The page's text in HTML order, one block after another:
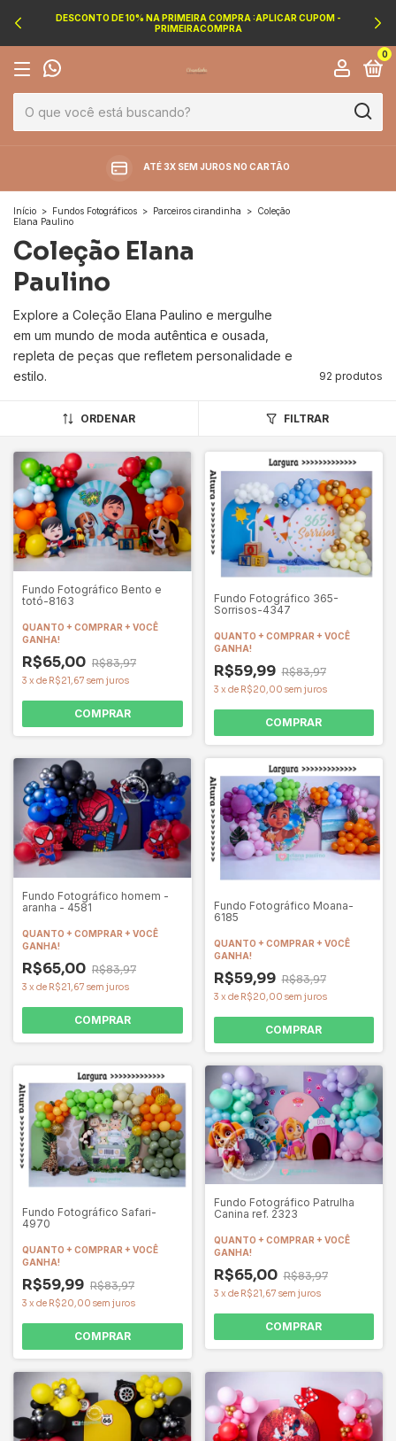
DESCONTO DE 10% NA PRIMEIRA COMPRA :APLICAR CUPOM -
PRIMEIRACOMPRA
0
ATÉ 3X SEM JUROS NO CARTÃO
Início > Fundos Fotográficos > Parceiros cirandinha > Coleção
Elana Paulino
Coleção Elana
Paulino
Explore a Coleção Elana Paulino e mergulhe
em um mundo de moda autêntica e ousada,
repleta de peças que refletem personalidade e
estilo.
92 produtos
ORDENAR FILTRAR
Fundo Fotográfico Bento e
totó-8163
QUANTO + COMPRAR + VOCÊ
GANHA!
R$65,00 R$83,97
3 x de R$21,67 sem juros
COMPRAR
Fundo Fotográfico 365-
Sorrisos-4347
QUANTO + COMPRAR + VOCÊ
GANHA!
R$59,99 R$83,97
3 x de R$20,00 sem juros
COMPRAR
Fundo Fotográfico homem -
aranha - 4581
QUANTO + COMPRAR + VOCÊ
GANHA!
R$65,00 R$83,97
3 x de R$21,67 sem juros
COMPRAR
Fundo Fotográfico Moana-
6185
QUANTO + COMPRAR + VOCÊ
GANHA!
R$59,99 R$83,97
3 x de R$20,00 sem juros
COMPRAR
Fundo Fotográfico Safari-
4970
QUANTO + COMPRAR + VOCÊ
GANHA!
R$59,99 R$83,97
3 x de R$20,00 sem juros
COMPRAR
Fundo Fotográfico Patrulha
Canina ref. 2323
QUANTO + COMPRAR + VOCÊ
GANHA!
R$65,00 R$83,97
3 x de R$21,67 sem juros
COMPRAR